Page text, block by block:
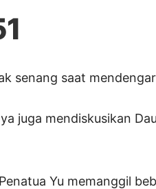
senang saat
juga mendiskusikan
Yu memanggil